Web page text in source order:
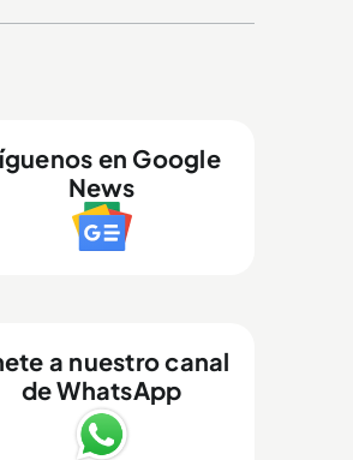
en Google
News
a nuestro canal
de WhatsApp